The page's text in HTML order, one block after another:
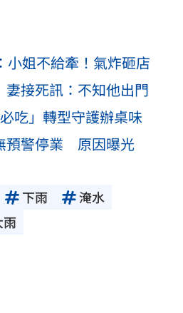
小姐不給牽！氣炸砸店
接死訊：不知他出門
吃」轉型守護辦桌味
預警停業 原因曝光
下雨
淹水
雨